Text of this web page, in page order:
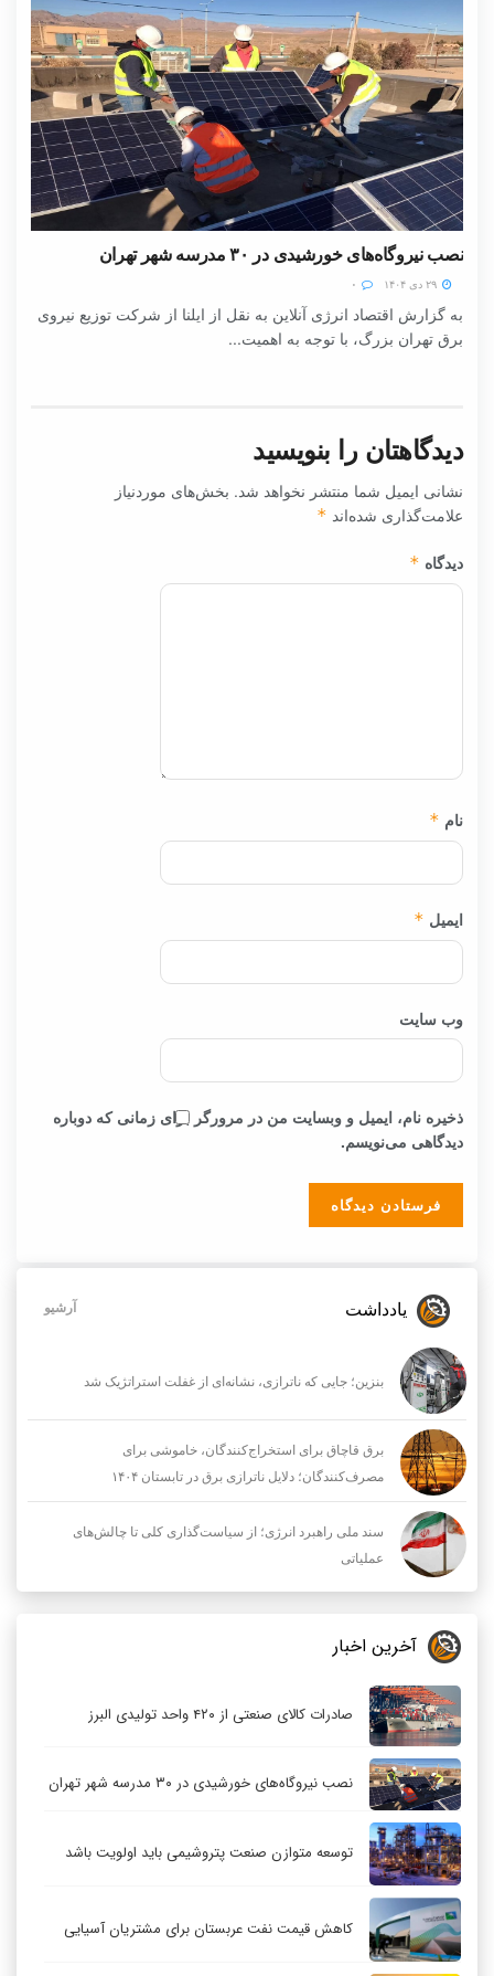
نصب نیروگاه‌های خورشیدی در ۳۰ مدرسه شهر تهران
به گزارش اقتصاد انرژی آنلاین به نقل از ایلنا از شرکت توزیع نیروی
برق تهران بزرگ، با توجه به اهمیت...
دیدگاهتان را بنویسید
نشانی ایمیل شما منتشر نخواهد شد. بخش‌های موردنیاز
علامت‌گذاری شده‌اند *
دیدگاه *
نام *
ایمیل *
وب‌ سایت
ذخیره نام، ایمیل و وبسایت من در مرورگر برای زمانی که دوباره
دیدگاهی می‌نویسم.
یادداشت آرشیو
بنزین؛ جایی که ناترازی، نشانه‌ای از غفلت استراتژیک شد
برق قاچاق برای استخراج‌کنندگان، خاموشی برای
مصرف‌کنندگان؛ دلایل ناترازی برق در تابستان ۱۴۰۴
سند ملی راهبرد انرژی؛ از سیاست‌گذاری کلی تا چالش‌های
عملیاتی
آخرین اخبار
صادرات کالای صنعتی از ۴۲۰ واحد تولیدی البرز
نصب نیروگاه‌های خورشیدی در ۳۰ مدرسه شهر تهران
توسعه متوازن صنعت پتروشیمی باید اولویت باشد
کاهش قیمت نفت عربستان برای مشتریان آسیایی